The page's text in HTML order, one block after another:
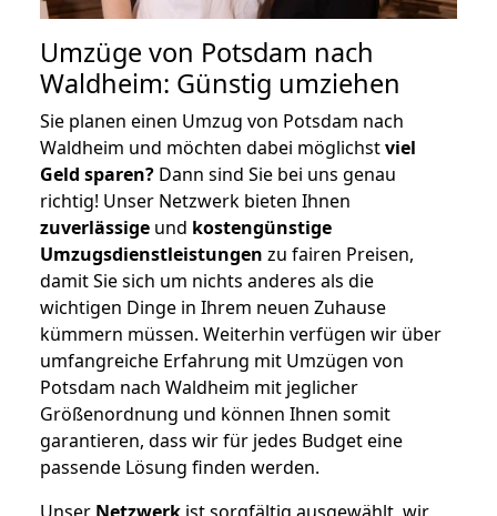
Umzüge von Potsdam nach
Waldheim: Günstig umziehen
Sie planen einen Umzug von Potsdam nach
Waldheim und möchten dabei möglichstviel
Geld sparen? Dann sind Sie bei uns genau
richtig! Unser Netzwerk bieten Ihnen
zuverlässige und kostengünstige
Umzugsdienstleistungen zu fairen Preisen,
damit Sie sich um nichts anderes als die
wichtigen Dinge in Ihrem neuen Zuhause
kümmern müssen. Weiterhin verfügen wir über
umfangreiche Erfahrung mit Umzügen von
Potsdam nach Waldheim mit jeglicher
Größenordnung und können Ihnen somit
garantieren, dass wir für jedes Budget eine
passende Lösung finden werden.